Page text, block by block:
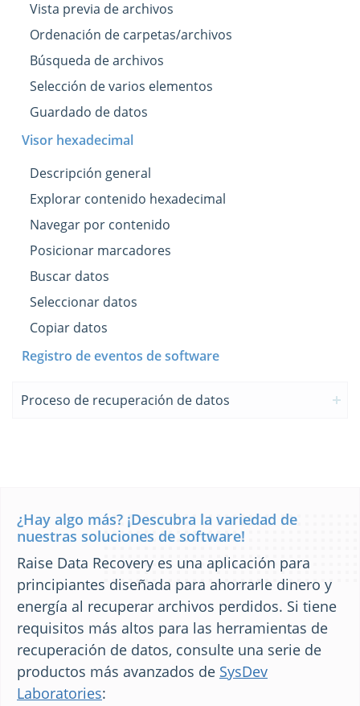
Vista previa de archivos
Ordenación de carpetas/archivos
Búsqueda de archivos
Selección de varios elementos
Guardado de datos
Visor hexadecimal
Descripción general
Explorar contenido hexadecimal
Navegar por contenido
Posicionar marcadores
Buscar datos
Seleccionar datos
Copiar datos
Registro de eventos de software
Proceso de recuperación de datos
¿Hay algo más? ¡Descubra la variedad de
nuestras soluciones de software!
Raise Data Recovery es una aplicación para
principiantes diseñada para ahorrarle dinero y
energía al recuperar archivos perdidos. Si tiene
requisitos más altos para las herramientas de
recuperación de datos, consulte una serie de
productos más avanzados de SysDev
Laboratories: